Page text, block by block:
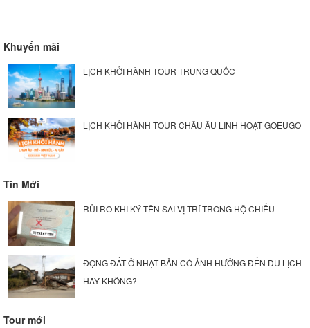
Khuyến mãi
LỊCH KHỞI HÀNH TOUR TRUNG QUỐC
LỊCH KHỞI HÀNH TOUR CHÂU ÂU LINH HOẠT GOEUGO
Tin Mới
RỦI RO KHI KÝ TÊN SAI VỊ TRÍ TRONG HỘ CHIẾU
ĐỘNG ĐẤT Ở NHẬT BẢN CÓ ẢNH HƯỞNG ĐẾN DU LỊCH
HAY KHÔNG?
Tour mới